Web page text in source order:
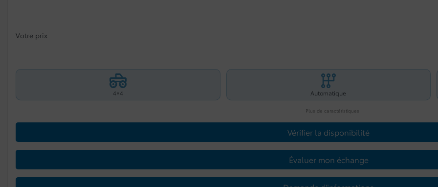
Votre prix
4×4 Automatique
Plus de caractéristiques
Vérifier la disponibilité
Évaluer mon échange